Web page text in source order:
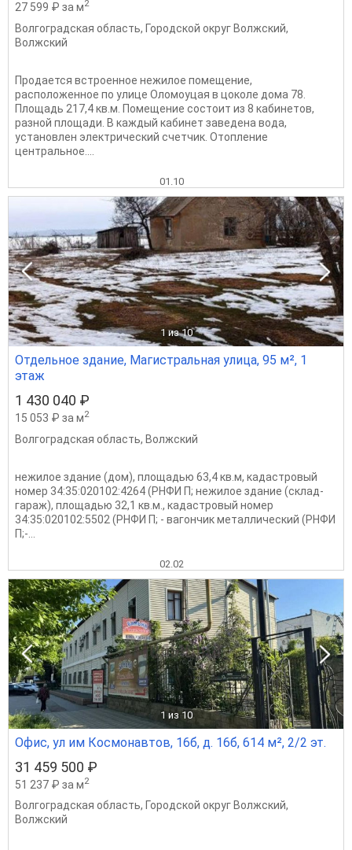
27 599 ₽ за м2
Волгоградская область, Городской округ Волжский,
Волжский
Продается встроенное нежилое помещение,
расположенное по улице Оломоуцая в цоколе дома 78.
Площадь 217,4 кв.м. Помещение состоит из 8 кабинетов,
разной площади. В каждый кабинет заведена вода,
установлен электрический счетчик. Отопление
центральное....
01.10
1 из 10
Отдельное здание, Магистральная улица, 95 м², 1
этаж
1 430 040 ₽
15 053 ₽ за м2
Волгоградская область, Волжский
нежилое здание (дом), площадью 63,4 кв.м, кадастровый
номер 34:35:020102:4264 (РНФИ П; нежилое здание (склад-
гараж), площадью 32,1 кв.м., кадастровый номер
34:35:020102:5502 (РНФИ П; - вагончик металлический (РНФИ
П;-...
02.02
1 из 10
Офис, ул им Космонавтов, 16б, д. 16б, 614 м², 2/2 эт.
31 459 500 ₽
51 237 ₽ за м2
Волгоградская область, Городской округ Волжский,
Волжский